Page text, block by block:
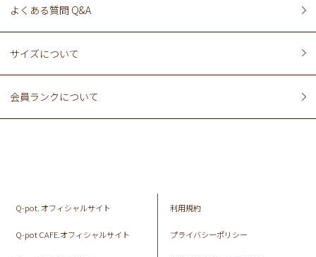
よくある質問 Q&A
サイズについて
会員ランクについて
Q-pot. オフィシャルサイト
Q-pot CAFE.オフィシャルサイト
利用規約
プライバシーポリシー